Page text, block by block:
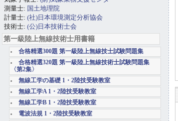
測量士: 国土地理院
計量士: (社)日本環境測定分析協会
技術士: (公)日本技術士会
第一級陸上無線技術士用書籍
合格精選300題 第一級陸上無線技士試験問題集
合格精選320題 第一級陸上無線技術士試験問題集
〈第2集〉
無線工学の基礎 1・2陸技受験教室
無線工学A 1・2陸技受験教室
無線工学B 1・2陸技受験教室
電波法規 1・2陸技受験教室